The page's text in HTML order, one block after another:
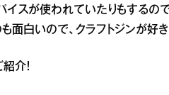
イスが使われていたりもするの
白いので、クラフトジンが好き
介！